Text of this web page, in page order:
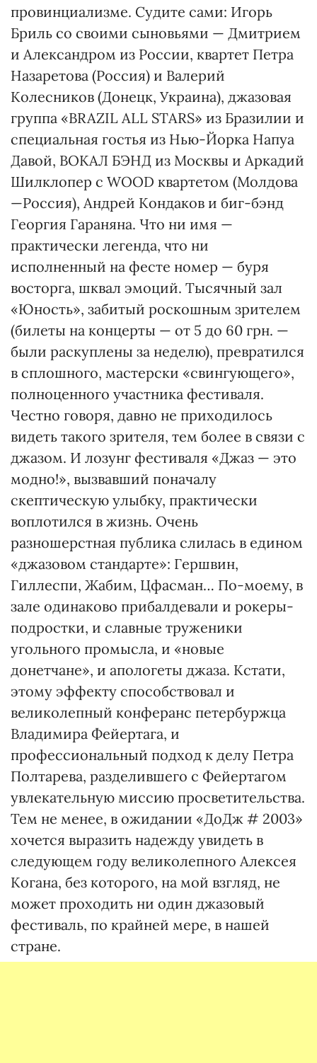
провинциализме. Судите сами: Игорь
Бриль со своими сыновьями — Дмитрием
и Александром из России, квартет Петра
Назаретова (Россия) и Валерий
Колесников (Донецк, Украина), джазовая
группа «BRAZIL ALL STARS» из Бразилии и
специальная гостья из Нью-Йорка Напуа
Давой, ВОКАЛ БЭНД из Москвы и Аркадий
Шилклопер с WOOD квартетом (Молдова
—Россия), Андрей Кондаков и биг-бэнд
Георгия Гараняна. Что ни имя —
практически легенда, что ни
исполненный на фесте номер — буря
восторга, шквал эмоций. Тысячный зал
«Юность», забитый роскошным зрителем
(билеты на концерты — от 5 до 60 грн. —
были раскуплены за неделю), превратился
в сплошного, мастерски «свингующего»,
полноценного участника фестиваля.
Честно говоря, давно не приходилось
видеть такого зрителя, тем более в связи с
джазом. И лозунг фестиваля «Джаз — это
модно!», вызвавший поначалу
скептическую улыбку, практически
воплотился в жизнь. Очень
разношерстная публика слилась в едином
«джазовом стандарте»: Гершвин,
Гиллеспи, Жабим, Цфасман… По-моему, в
зале одинаково прибалдевали и рокеры-
подростки, и славные труженики
угольного промысла, и «новые
донетчане», и апологеты джаза. Кстати,
этому эффекту способствовал и
великолепный конферанс петербуржца
Владимира Фейертага, и
профессиональный подход к делу Петра
Полтарева, разделившего с Фейертагом
увлекательную миссию просветительства.
Тем не менее, в ожидании «ДоДж # 2003»
хочется выразить надежду увидеть в
следующем году великолепного Алексея
Когана, без которого, на мой взгляд, не
может проходить ни один джазовый
фестиваль, по крайней мере, в нашей
стране.